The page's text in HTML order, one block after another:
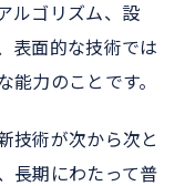
ルゴリズム、設
表面的な技術では
力のことです。
技術が次から次と
長期にわたって普